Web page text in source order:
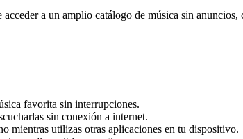
a un amplio catálogo de música sin
favorita sin interrupciones.
sin conexión a internet.
mientras utilizas otras aplicaciones en tu dispositivo.